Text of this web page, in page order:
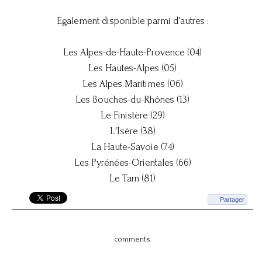
Également disponible parmi d'autres :
Les Alpes-de-Haute-Provence (04)
Les Hautes-Alpes (05)
Les Alpes Maritimes (06)
Les Bouches-du-Rhônes (13)
Le Finistère (29)
L'Isère (38)
La Haute-Savoie (74)
Les Pyrénées-Orientales (66)
Le Tarn (81)
Partager
comments